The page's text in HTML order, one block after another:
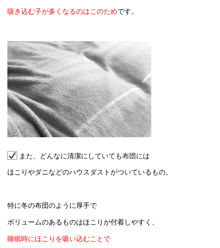
咳き込む子が多くなるのはこのためです。
また、どんなに清潔にしていても布団には
ほこりやダニなどのハウスダストがついているもの。
特に冬の布団のように厚手で
ボリュームのあるものはほこりが付着しやすく、
睡眠時にほこりを吸い込むことで